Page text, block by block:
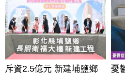
斥資2.5億元 新建埔鹽鄉
憂